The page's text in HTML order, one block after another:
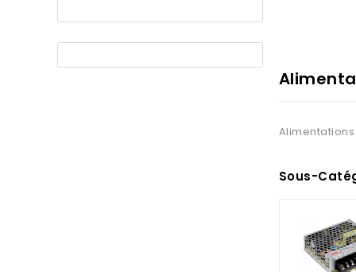
Alimentations
Sous-